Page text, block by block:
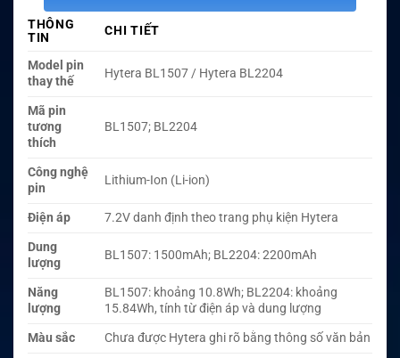
THÔNG
TIN
CHI TIẾT
Model pin
thay thế
Hytera BL1507 / Hytera BL2204
Mã pin
tương
thích
BL1507; BL2204
Công nghệ
pin
Lithium-Ion (Li-ion)
Điện áp
7.2V danh định theo trang phụ kiện Hytera
Dung
lượng
BL1507: 1500mAh; BL2204: 2200mAh
Năng
lượng
BL1507: khoảng 10.8Wh; BL2204: khoảng
15.84Wh, tính từ điện áp và dung lượng
Màu sắc
Chưa được Hytera ghi rõ bằng thông số văn bản